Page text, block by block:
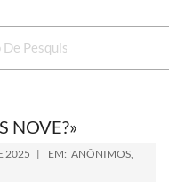
NOVE?»
2025 EM: ANÔNIMOS,